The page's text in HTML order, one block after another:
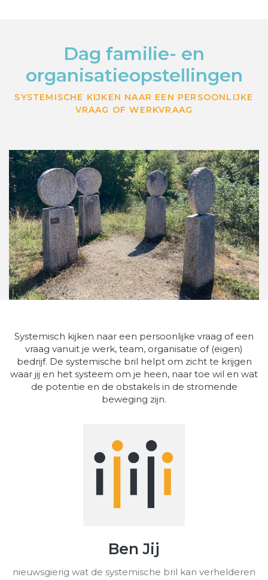
Dag familie- en
organisatieopstellingen
SYSTEMISCHE KIJKEN NAAR EEN PERSOONLIJKE
VRAAG OF WERKVRAAG
Systemisch kijken naar een persoonlijke vraag of een
vraag vanuit je werk, team, organisatie of (eigen)
bedrijf. De systemische bril helpt om zicht te krijgen
waar jij en het systeem om je heen, naar toe wil en wat
de potentie en de obstakels in de stromende
beweging zijn.
Ben Jij
nieuwsgierig wat de systemische bril kan verhelderen